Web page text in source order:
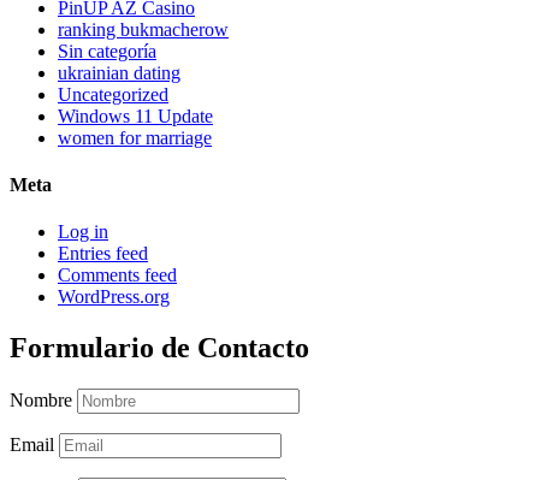
PinUP AZ Casino
ranking bukmacherow
Sin categoría
ukrainian dating
Uncategorized
Windows 11 Update
women for marriage
Meta
Log in
Entries feed
Comments feed
WordPress.org
Formulario de Contacto
Nombre
Email